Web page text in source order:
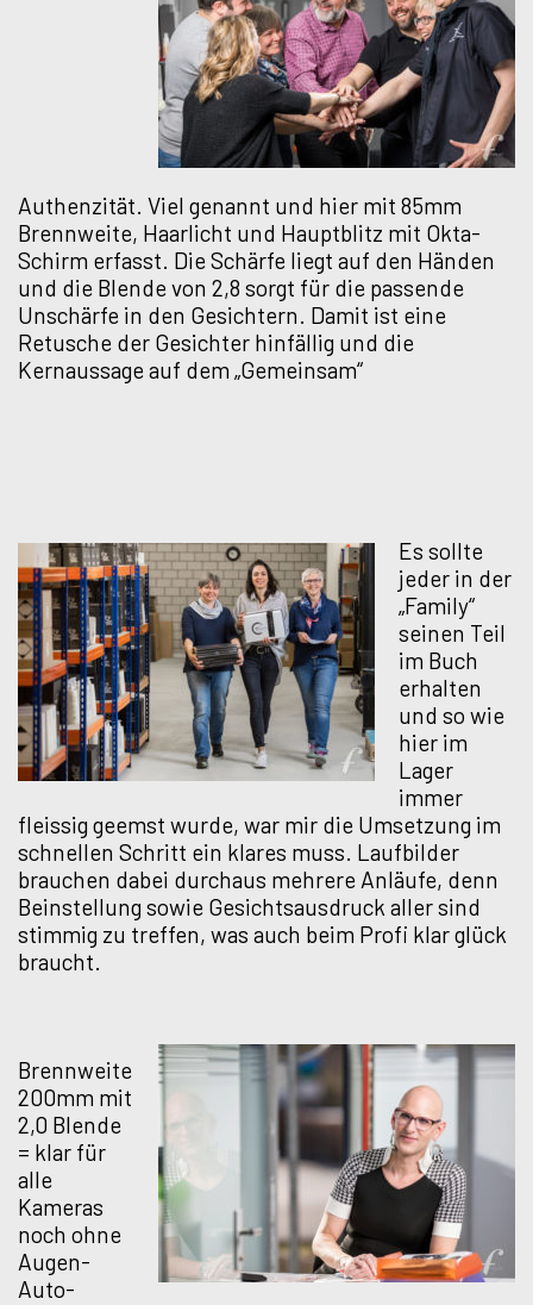
Authenzität. Viel genannt und hier mit 85mm
Brennweite, Haarlicht und Hauptblitz mit Okta-
Schirm erfasst. Die Schärfe liegt auf den Händen
und die Blende von 2,8 sorgt für die passende
Unschärfe in den Gesichtern. Damit ist eine
Retusche der Gesichter hinfällig und die
Kernaussage auf dem „Gemeinsam“
Es sollte
jeder in der
„Family“
seinen Teil
im Buch
erhalten
und so wie
hier im
Lager
immer
fleissig geemst wurde, war mir die Umsetzung im
schnellen Schritt ein klares muss. Laufbilder
brauchen dabei durchaus mehrere Anläufe, denn
Beinstellung sowie Gesichtsausdruck aller sind
stimmig zu treffen, was auch beim Profi klar glück
braucht.
Brennweite
200mm mit
2,0 Blende
= klar für
alle
Kameras
noch ohne
Augen-
Auto-